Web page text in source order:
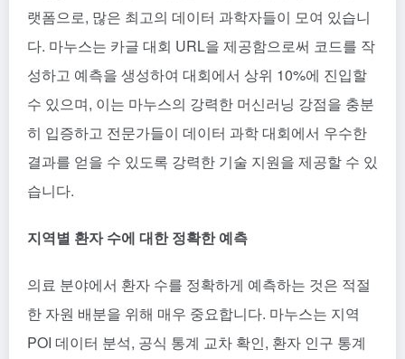
랫폼으로, 많은 최고의 데이터 과학자들이 모여 있습니
다. 마누스는 카글 대회 URL을 제공함으로써 코드를 작
성하고 예측을 생성하여 대회에서 상위 10%에 진입할
수 있으며, 이는 마누스의 강력한 머신러닝 강점을 충분
히 입증하고 전문가들이 데이터 과학 대회에서 우수한
결과를 얻을 수 있도록 강력한 기술 지원을 제공할 수 있
습니다.
지역별 환자 수에 대한 정확한 예측
의료 분야에서 환자 수를 정확하게 예측하는 것은 적절
한 자원 배분을 위해 매우 중요합니다. 마누스는 지역
POI 데이터 분석, 공식 통계 교차 확인, 환자 인구 통계